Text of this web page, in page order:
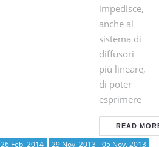
impedisce,
anche al
sistema di
diffusori
più lineare,
di poter
esprimere
READ
26 Feb, 2014 29 Nov, 2013 05 Nov, 2013